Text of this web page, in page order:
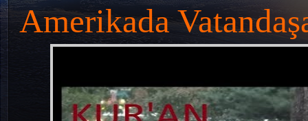
Amerikada